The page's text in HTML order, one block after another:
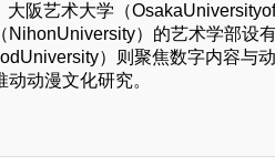
大阪艺术大学（
NihonUniversity）的艺术学部设
）则聚焦数字内容与
动漫文化研究。